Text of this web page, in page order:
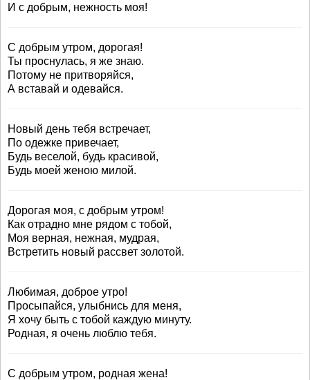
И с добрым, нежность моя!
С добрым утром, дорогая!
Ты проснулась, я же знаю.
Потому не притворяйся,
А вставай и одевайся.
Новый день тебя встречает,
По одежке привечает,
Будь веселой, будь красивой,
Будь моей женою милой.
Дорогая моя, с добрым утром!
Как отрадно мне рядом с тобой,
Моя верная, нежная, мудрая,
Встретить новый рассвет золотой.
Любимая, доброе утро!
Просыпайся, улыбнись для меня,
Я хочу быть с тобой каждую минуту.
Родная, я очень люблю тебя.
С добрым утром, родная жена!